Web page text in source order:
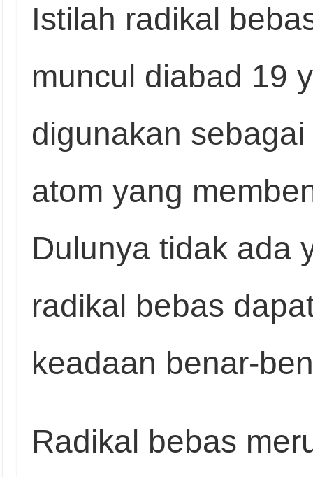
Istilah radikal
muncul diabad 19
digunakan
atom yang
Dulunya tidak ada
radikal bebas
keadaan benar-
Radikal bebas